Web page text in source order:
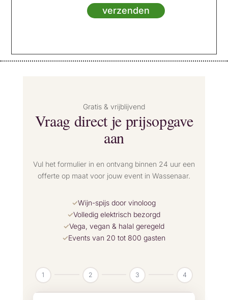
verzenden
Gratis & vrijblijvend
Vraag direct je prijsopgave
aan
Vul het formulier in en ontvang binnen 24 uur een
offerte op maat voor jouw event in Wassenaar.
Wijn-spijs door vinoloog
Volledig elektrisch bezorgd
Vega, vegan & halal geregeld
Events van 20 tot 800 gasten
1 2 3 4